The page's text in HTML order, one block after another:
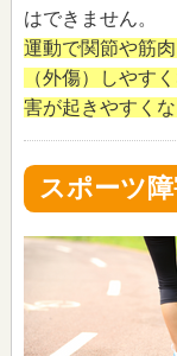
はできません。
運動で関節や筋
（外傷）しやす
害が起きやすくな
スポーツ